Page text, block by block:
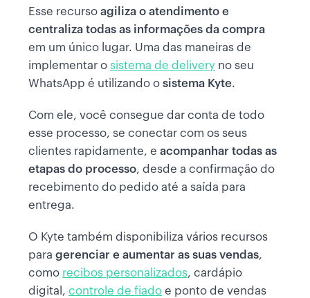
Esse recurso agiliza o atendimento e
centraliza todas as informações da compra
em um único lugar. Uma das maneiras de
implementar o sistema de delivery no seu
WhatsApp é utilizando o sistema Kyte.
Com ele, você consegue dar conta de todo
esse processo, se conectar com os seus
clientes rapidamente, e acompanhar todas as
etapas do processo, desde a confirmação do
recebimento do pedido até a saída para
entrega.
O Kyte também disponibiliza vários recursos
para gerenciar e aumentar as suas vendas,
como recibos personalizados, cardápio
digital, controle de fiado e ponto de vendas